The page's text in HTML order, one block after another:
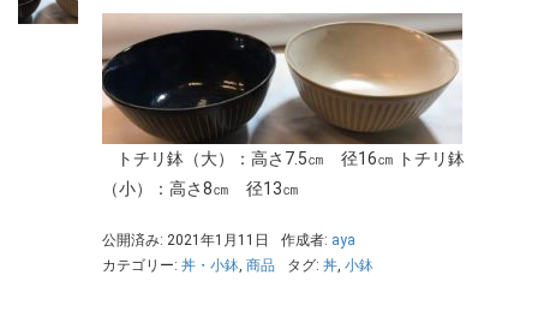
トチリ鉢（大）：高さ7.5㎝ 径16㎝ トチリ鉢
（小）：高さ8㎝ 径13㎝
公開済み: 2021年1月11日 作成者: aya
カテゴリー: 丼・小鉢, 商品 タグ: 丼, 小鉢